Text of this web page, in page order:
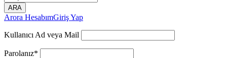
Arora HesabımGiriş Yap
Kullanıcı Ad veya Mail
Parolanız*